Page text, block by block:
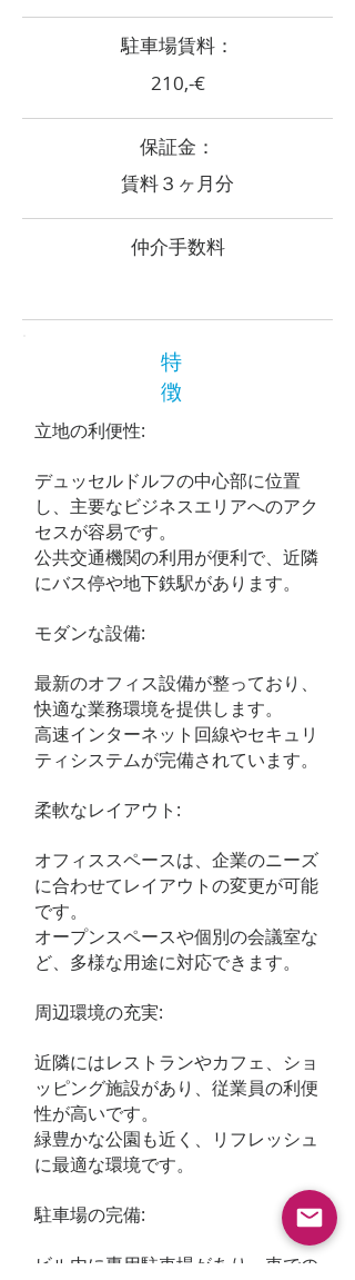
​駐車場賃料：
210,-€
​保証金：
賃料３ヶ月分
​仲介手数料
特
徴
立地の利便性:
デュッセルドルフの中心部に位置
し、主要なビジネスエリアへのアク
セスが容易です。
公共交通機関の利用が便利で、近隣
にバス停や地下鉄駅があります。
モダンな設備:
最新のオフィス設備が整っており、
快適な業務環境を提供します。
高速インターネット回線やセキュリ
ティシステムが完備されています。
柔軟なレイアウト:
オフィススペースは、企業のニーズ
に合わせてレイアウトの変更が可能
です。
オープンスペースや個別の会議室な
ど、多様な用途に対応できます。
周辺環境の充実:
近隣にはレストランやカフェ、ショ
ッピング施設があり、従業員の利便
性が高いです。
緑豊かな公園も近く、リフレッシュ
に最適な環境です。
駐車場の完備:
ビル内に専用駐車場があり、車での